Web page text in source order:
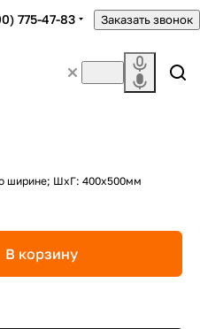
775-47-83 Заказать звонок
ширине; ШхГ: 400х500мм
В корзину